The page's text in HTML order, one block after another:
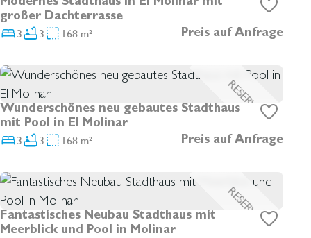
Dank ihrer starken lokalen Präsenz und ihres
umfangreichen internationalen Netzwerks ist sie in der
zu präsentieren und gleichzeitig wertvolle Einblicke in
das Leben und die Investitionsmöglichkeiten auf
Mallorca zu vermitteln.
großer Dachterrasse
3 3 168 m² Preis auf Anfrage
RESERVIERT
Wunderschönes neu gebautes Stadthaus
mit Pool in El Molinar
3 3 168 m² Preis auf Anfrage
RESERVIERT
Fantastisches Neubau Stadthaus mit
Meerblick und Pool in Molinar